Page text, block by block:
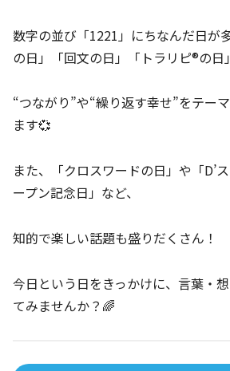
数字の並び「1221」にちなんだ日が
の日」「回文の日」「トラリピ®の日
“つながり”や“繰り返す幸せ”をテー
ます💞
また、「クロスワードの日」や「D’
ープン記念日」など、
知的で楽しい話題も盛りだくさん！
今日という日をきっかけに、言葉・
てみませんか？🌈